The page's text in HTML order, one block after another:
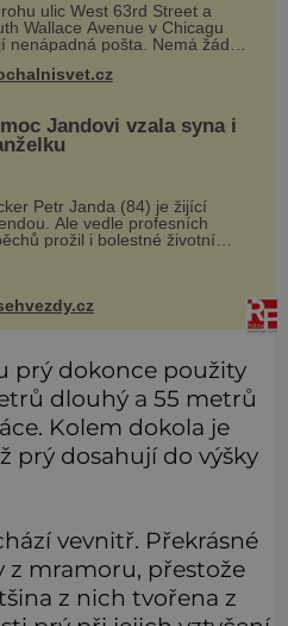
ulic West 63rd Street a
Wallace Avenue v Chicagu
nenápadná pošta. Nemá žádný
nápis ani pamětní desku. A
prý místní zaměstnanci neradi
Jandovi vzala syna i
Petr Janda (84) je žijící
Ale vedle profesních
prožil i bolestné životní
Petr Janda (84),
skupiny Olympic, je otcem
prý dokonce použity
dlouhý a 55 metrů
Kolem dokola je
prý dosahují do výšky
vevnitř. Překrásné
z mramoru, přestože
z nich tvořena z